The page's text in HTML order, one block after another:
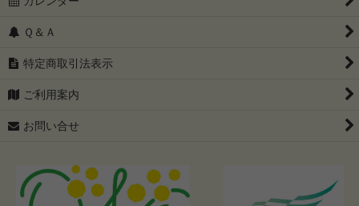
Ｑ＆Ａ
特定商取引法表示
ご利用案内
お問い合せ